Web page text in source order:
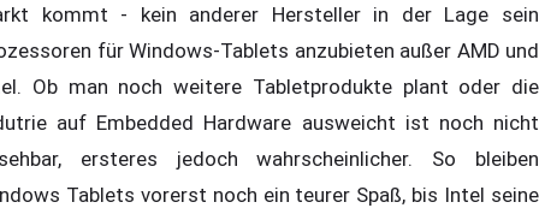
kommt - kein anderer Hersteller in der Lage sein
für Windows-Tablets anzubieten außer AMD und
Ob man noch weitere Tabletprodukte plant oder die
auf Embedded Hardware ausweicht ist noch nicht
ersteres jedoch wahrscheinlicher. So bleiben
Tablets vorerst noch ein teurer Spaß, bis Intel seine